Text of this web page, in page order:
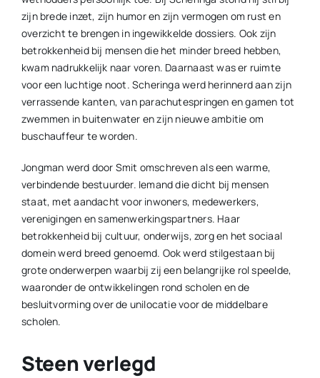
zijn brede inzet, zijn humor en zijn vermogen om rust en
overzicht te brengen in ingewikkelde dossiers. Ook zijn
betrokkenheid bij mensen die het minder breed hebben,
kwam nadrukkelijk naar voren. Daarnaast was er ruimte
voor een luchtige noot. Scheringa werd herinnerd aan zijn
verrassende kanten, van parachutespringen en gamen tot
zwemmen in buitenwater en zijn nieuwe ambitie om
buschauffeur te worden.
Jongman werd door Smit omschreven als een warme,
verbindende bestuurder. Iemand die dicht bij mensen
staat, met aandacht voor inwoners, medewerkers,
verenigingen en samenwerkingspartners. Haar
betrokkenheid bij cultuur, onderwijs, zorg en het sociaal
domein werd breed genoemd. Ook werd stilgestaan bij
grote onderwerpen waarbij zij een belangrijke rol speelde,
waaronder de ontwikkelingen rond scholen en de
besluitvorming over de unilocatie voor de middelbare
scholen.
Steen verlegd